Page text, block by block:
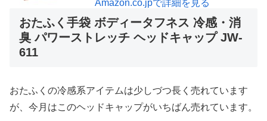
Amazon.co.jpで詳細を見る
おたふく手袋 ボディータフネス 冷感・消
臭 パワーストレッチ ヘッドキャップ JW-
611
おたふくの冷感系アイテムは少しづつ長く売れています
が、今月はこのヘッドキャップがいちばん売れています。